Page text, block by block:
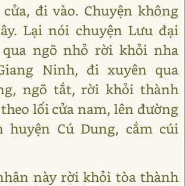
đi vào. Chuyện không
Lại nói chuyện Lưu đại
ngõ nhỏ rời khỏi nha
Ninh, đi xuyên qua
ngõ tắt, rời khỏi thành
lối cửa nam, lên đường
Cú Dung, cắm cúi
này rời khỏi tòa thành